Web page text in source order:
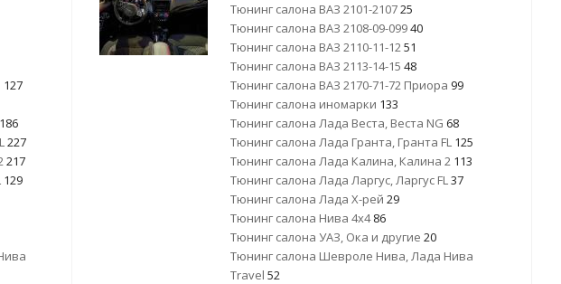
127
186
227
217
129
Тюнинг салона ВАЗ 2101-210725
Тюнинг салона ВАЗ 2108-09-09940
Тюнинг салона ВАЗ 2110-11-1251
Тюнинг салона ВАЗ 2113-14-15 48
Тюнинг салона ВАЗ 2170-71-72 Приора 99
Тюнинг салона иномарки 133
Тюнинг салона Лада Веста, Веста NG 68
Тюнинг салона Лада Гранта, Гранта FL 125
Тюнинг салона Лада Калина, Калина 2 113
Тюнинг салона Лада Ларгус, Ларгус FL37
Тюнинг салона Лада Х-рей 29
Тюнинг салона Нива 4х486
Тюнинг салона УАЗ, Ока и другие 20
Тюнинг салона Шевроле Нива, Лада Нива
Travel 52